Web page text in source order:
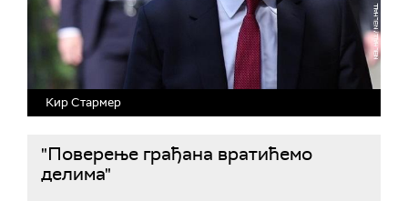
Кир Стармер
"Поверење грађана вратићемо
делима"